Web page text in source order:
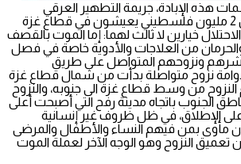
هذه الإبادة، جريمة التطهير العرقي
المتواصلة ضد أكثر من 2 مليون فلسطيني يعيشون في قطاع غزة
خيارين لا ثالث لهما: إما الموت بالقصف
من العلاجات والأدوية خاصة في فصل
حشرهم ونزوحهم المتواصل على طريق
نزوح متواصلة بدأت من شمال قطاع غزة
من وسط قطاع غزة الى جنوبه، والنزوح
الجنوب باتجاه مدينة رفح التي أصبحت أعلى
على الإطلاق، في ظل ظروف غير إنسانية
مأوى بمن فيهم النساء والأطفال والمرضى
تعميق النزوح وهو الوجه الآخر لعملة الموت